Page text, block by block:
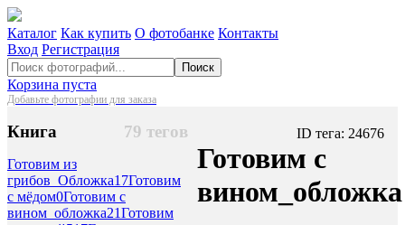
Каталог Как купить О фотобанке Контакты
Вход Регистрация
Поиск
Корзина пуста
Добавьте фотографии для заказа
79 тегов
Книга
Готовим из
грибов_Обложка17Готовим
с мёдом0Готовим с
вином_обложка21Готовим
ID тега: 24676
Готовим с
вином_обложка